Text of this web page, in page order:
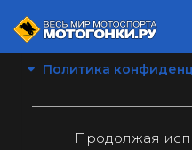
Политика
Продолжая